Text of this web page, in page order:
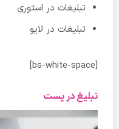
تبلیغات در استوری
تبلیغات در لایو
[bs-white-space]
تبلیغ در پست